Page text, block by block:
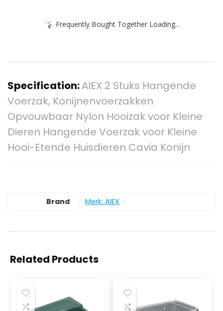
Frequently Bought Together Loading...
Specification:AIEX 2 Stuks Hangende
Voerzak, Konijnenvoerzakken
Opvouwbaar Nylon Hooizak voor Kleine
Dieren Hangende Voerzak voor Kleine
Hooi-Etende Huisdieren Cavia Konijn
Brand Merk: AIEX
Related Products